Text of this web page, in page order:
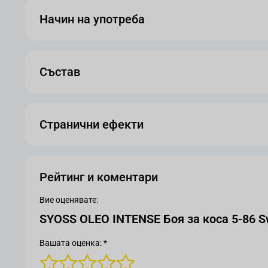
Начин на употреба
Състав
Странични ефекти
Рейтинг и коментари
Вие оценявате:
SYOSS OLEO INTENSE Боя за коса 5-86
Вашата оценка: *